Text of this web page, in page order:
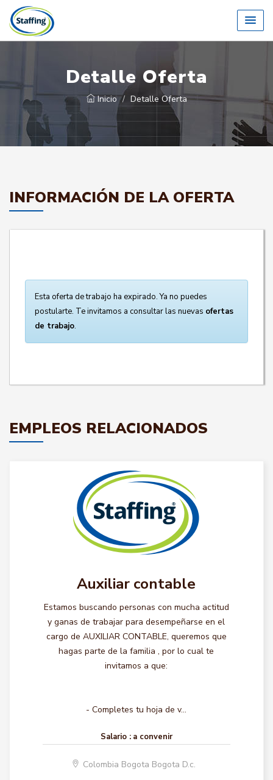
Detalle Oferta
Inicio Detalle Oferta
INFORMACIÓN DE LA OFERTA
Esta oferta de trabajo ha expirado. Ya no puedes
postularte. Te invitamos a consultar las nuevas ofertas
de trabajo.
EMPLEOS RELACIONADOS
Auxiliar contable
Estamos buscando personas con mucha actitud
y ganas de trabajar para desempeñarse en el
cargo de AUXILIAR CONTABLE, queremos que
hagas parte de la familia , por lo cual te
invitamos a que:
- Completes tu hoja de v...
Salario : a convenir
Colombia Bogota Bogota D.c.